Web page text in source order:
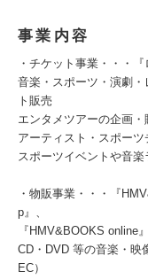
事業内容
・チケット事業・・・
音楽・スポーツ・演劇
ト販売
エンタメツアーの企画
アーティスト・スポー
スポーツイベントや音
・物販事業・・・『
p』、
『HMV&BOOKS online』
CD・DVD 等の音楽・映
EC）